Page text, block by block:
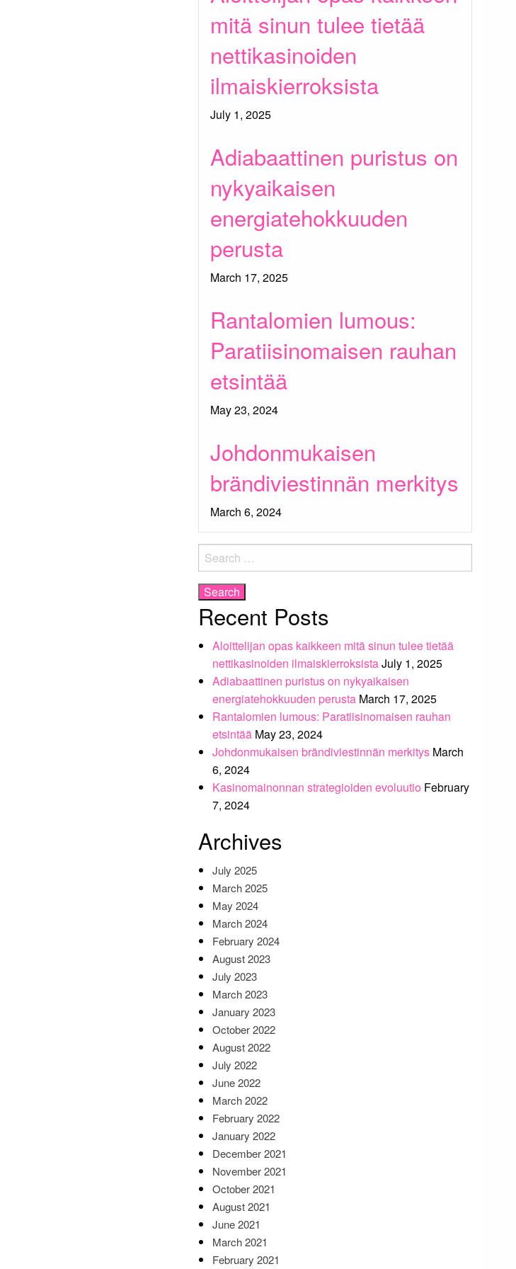
mitä sinun tulee tietää
nettikasinoiden
ilmaiskierroksista
July 1, 2025
Adiabaattinen puristus on
nykyaikaisen
energiatehokkuuden
perusta
March 17, 2025
Rantalomien lumous:
Paratiisinomaisen rauhan
etsintää
May 23, 2024
Johdonmukaisen
brändiviestinnän merkitys
March 6, 2024
Search
for:
Recent Posts
Aloittelijan opas kaikkeen mitä sinun tulee tietää
nettikasinoiden ilmaiskierroksistaJuly 1, 2025
Adiabaattinen puristus on nykyaikaisen
energiatehokkuuden perusta March 17, 2025
Rantalomien lumous: Paratiisinomaisen rauhan
etsintää May 23, 2024
Johdonmukaisen brändiviestinnän merkitys March
6, 2024
Kasinomainonnan strategioiden evoluutio February
7, 2024
Archives
July 2025
March 2025
May 2024
March 2024
February 2024
August 2023
July 2023
March 2023
January 2023
October 2022
August 2022
July 2022
June 2022
March 2022
February 2022
January 2022
December 2021
November 2021
October 2021
August 2021
June 2021
March 2021
February 2021